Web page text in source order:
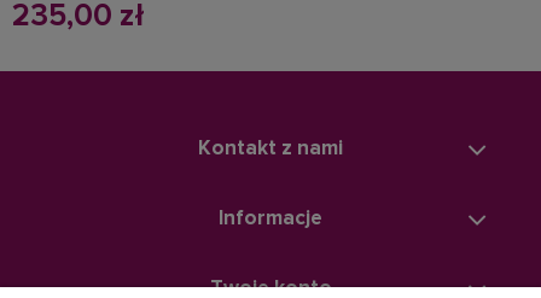
235,00 zł
Kontakt z nami
Informacje
Twoje konto